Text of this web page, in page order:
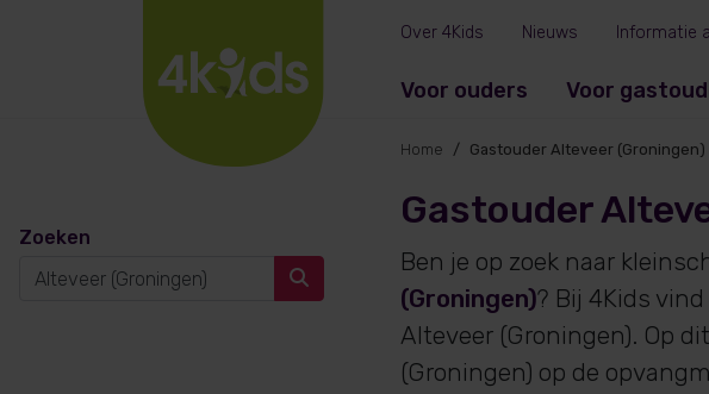
Voor ouders Voor
Over 4Kids Nieuws Informatie
Zoeken
Home Gastouder Alteveer (Groningen)
Gastouder
Ben je op zoek naar
(Groningen)? Bij 4Kids
Alteveer (Groningen). Op
(Groningen) op de